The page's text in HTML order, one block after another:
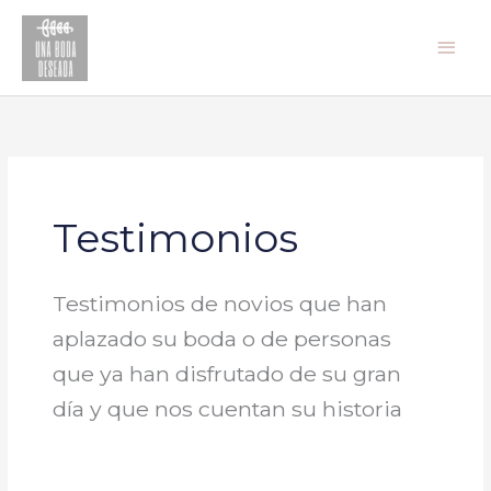
contenido
Testimonios
Testimonios de novios que han
aplazado su boda o de personas
que ya han disfrutado de su gran
día y que nos cuentan su historia